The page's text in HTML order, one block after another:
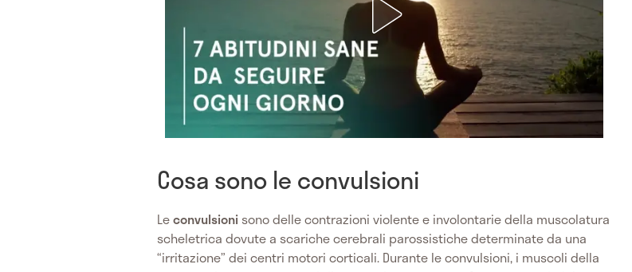
Cosa sono le convulsioni
Leconvulsioni sono delle contrazioni violente e involontarie della muscolatura
scheletrica dovute a scariche cerebrali parossistiche determinate da una
“irritazione” dei centri motori corticali. Durante le convulsioni, i muscoli della